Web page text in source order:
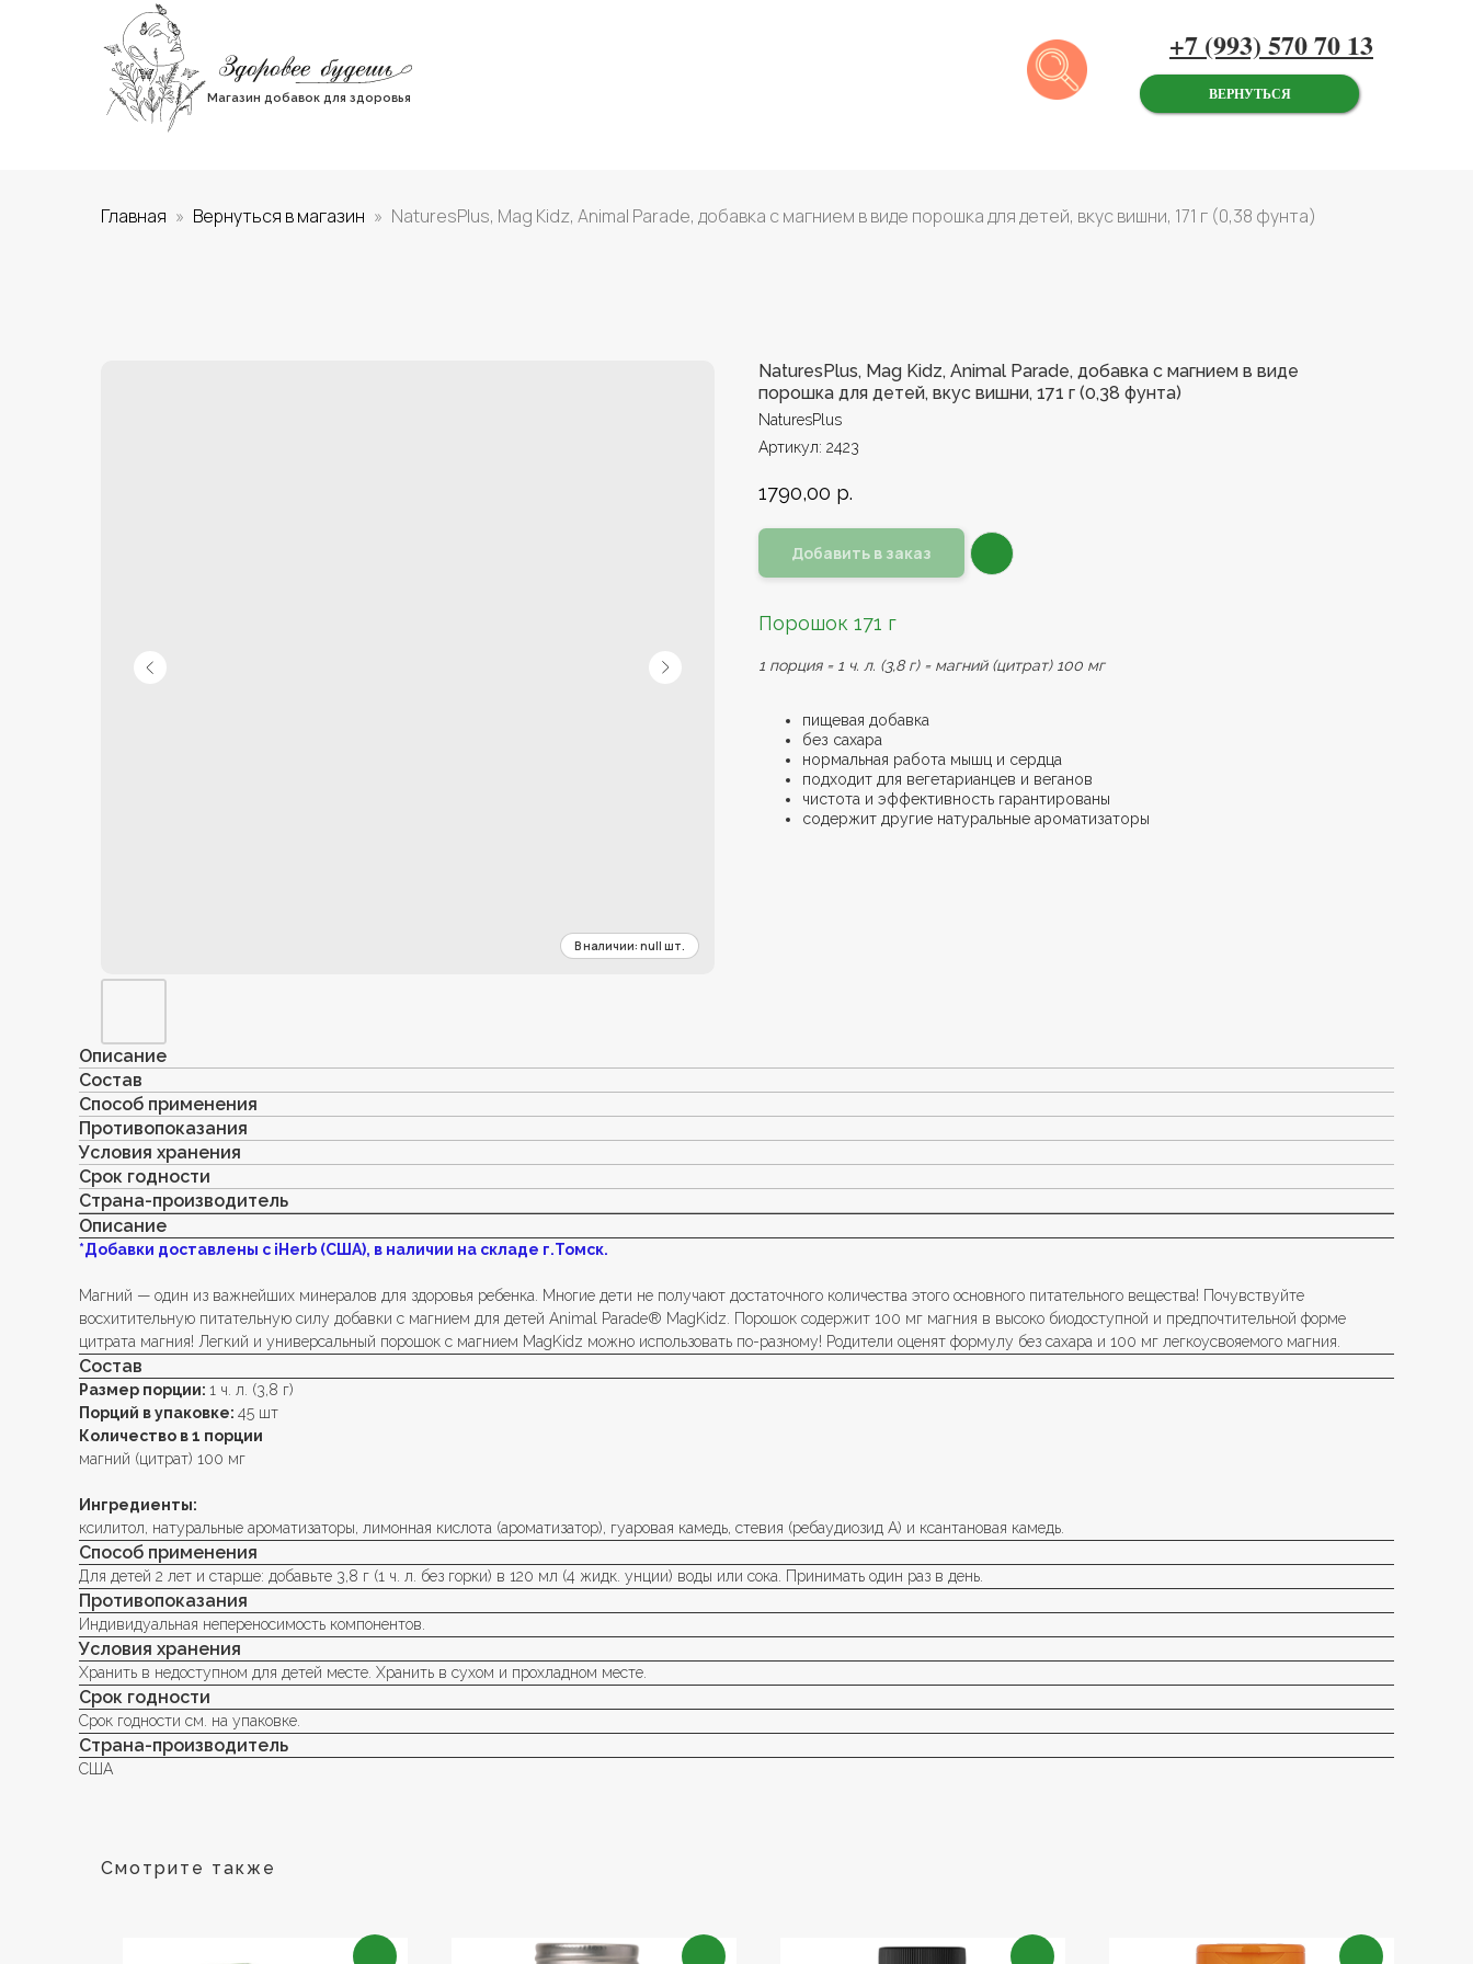
Магазин добавок для здоровья
+7 (993) 570 70 13
ВЕРНУТЬСЯ
Главная Вернуться в магазин NaturesPlus, Mag Kidz, Animal Parade, добавка с магнием в виде порошка для детей, вкус вишни, 171 г (0,38 фунта)
NaturesPlus, Mag Kidz, Animal Parade, добавка с магнием в виде
порошка для детей, вкус вишни, 171 г (0,38 фунта)
NaturesPlus
Артикул: 2423
1790,00 р.
Добавить в заказ
Порошок 171 г
1 порция = 1 ч. л. (3,8 г) = магний (цитрат) 100 мг
пищевая добавка
без сахара
нормальная работа мышц и сердца
подходит для вегетарианцев и веганов
чистота и эффективность гарантированы
содержит другие натуральные ароматизаторы
Описание
Состав
Способ применения
Противопоказания
Условия хранения
Срок годности
Страна-производитель
Описание
*Добавки доставлены с iHerb (США), в наличии на складе г.Томск.
Магний — один из важнейших минералов для здоровья ребенка. Многие дети не получают достаточного количества этого основного питательного вещества! Почувствуйте
восхитительную питательную силу добавки с магнием для детей Animal Parade® MagKidz. Порошок содержит 100 мг магния в высоко биодоступной и предпочтительной форме
цитрата магния! Легкий и универсальный порошок с магнием MagKidz можно использовать по-разному! Родители оценят формулу без сахара и 100 мг легкоусвояемого магния.
Состав
Размер порции: 1 ч. л. (3,8 г)
Порций в упаковке: 45 шт
Количество в 1 порции
магний (цитрат) 100 мг
Ингредиенты:
ксилитол, натуральные ароматизаторы, лимонная кислота (ароматизатор), гуаровая камедь, стевия (ребаудиозид А) и ксантановая камедь.
Способ применения
Для детей 2 лет и старше: добавьте 3,8 г (1 ч. л. без горки) в 120 мл (4 жидк. унции) воды или сока. Принимать один раз в день.
Противопоказания
Индивидуальная непереносимость компонентов.
Условия хранения
Хранить в недоступном для детей месте. Хранить в сухом и прохладном месте.
Срок годности
Срок годности см. на упаковке.
Страна-производитель
США
Смотрите также